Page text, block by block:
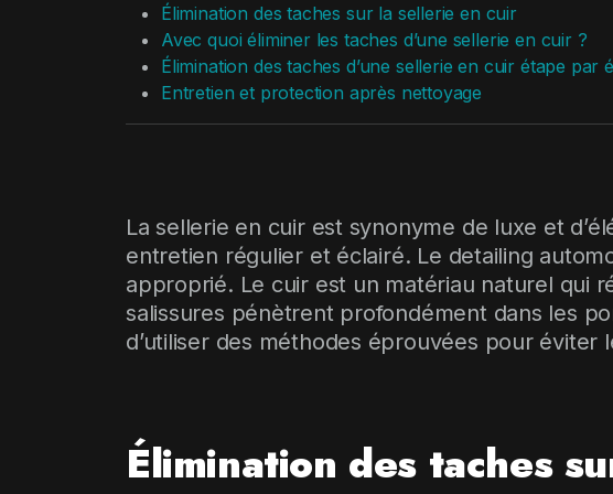
Élimination des taches sur la sellerie en cuir
Avec quoi éliminer les taches d’une sellerie en cuir ?
Élimination des taches d’une sellerie en cuir étape par
Entretien et protection après nettoyage
La sellerie en cuir est synonyme de luxe et
entretien régulier et éclairé. Le detailing
approprié. Le cuir est un matériau naturel qui
salissures pénètrent profondément dans les
d’utiliser des méthodes éprouvées pour
Élimination des taches